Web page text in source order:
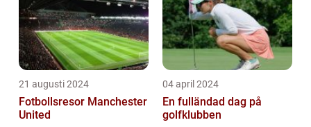
21 augusti 2024
Fotbollsresor Manchester
United
04 april 2024
En fulländad dag på
golfklubben